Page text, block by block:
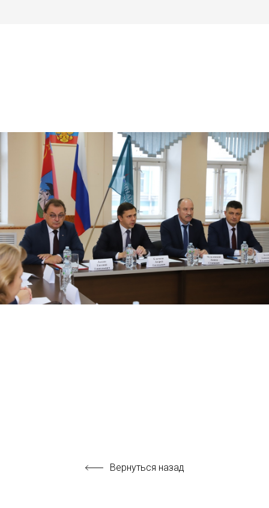
Вернуться назад